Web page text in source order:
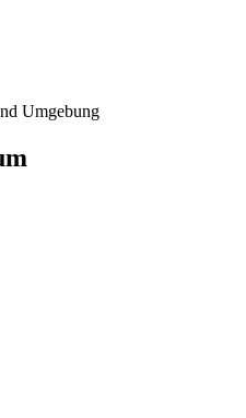
Umgebung